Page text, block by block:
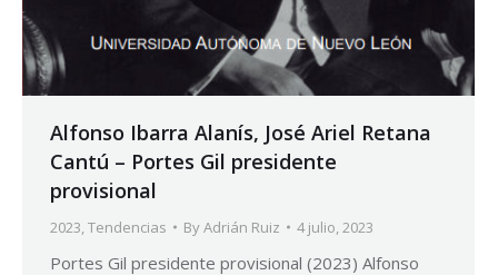
Alfonso Ibarra Alanís, José Ariel Retana
Cantú – Portes Gil presidente
provisional
2023,Tendencias ByAdrián Ruiz 4 julio, 2023
Portes Gil presidente provisional (2023) Alfonso